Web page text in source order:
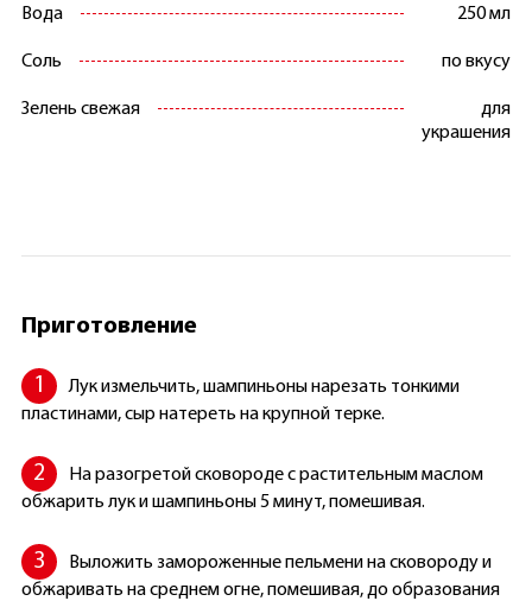
Вода 250 мл
Соль по вкусу
Зелень свежая
для
украшения
Приготовление
Лук измельчить, шампиньоны нарезать тонкими
пластинами, сыр натереть на крупной терке.
На разогретой сковороде с растительным маслом
обжарить лук и шампиньоны 5 минут, помешивая.
Выложить замороженные пельмени на сковороду и
обжаривать на среднем огне, помешивая, до образования